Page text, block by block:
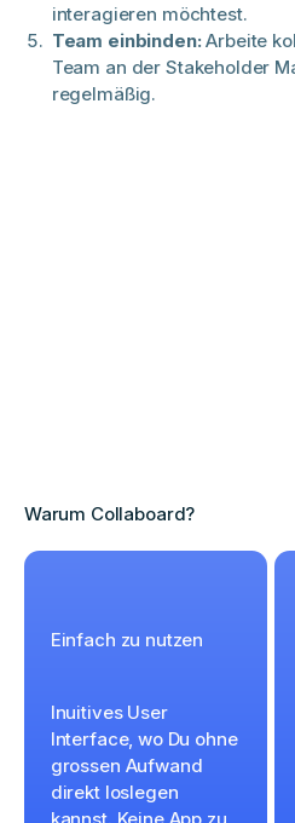
interagieren möchtest.​
Team einbinden: Arbeite
Team an der Stakeholder
regelmäßig.
Warum Collaboard?
Einfach zu nutzen
Inuitives User
Interface, wo Du ohne
grossen Aufwand
direkt loslegen
kannst. Keine App zu